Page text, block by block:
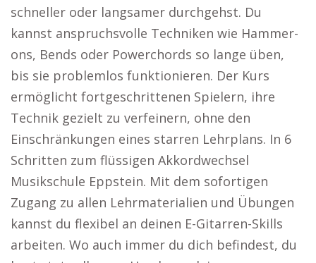
schneller oder langsamer durchgehst. Du
kannst anspruchsvolle Techniken wie Hammer-
ons, Bends oder Powerchords so lange üben,
bis sie problemlos funktionieren. Der Kurs
ermöglicht fortgeschrittenen Spielern, ihre
Technik gezielt zu verfeinern, ohne den
Einschränkungen eines starren Lehrplans. In 6
Schritten zum flüssigen Akkordwechsel
Musikschule Eppstein. Mit dem sofortigen
Zugang zu allen Lehrmaterialien und Übungen
kannst du flexibel an deinen E-Gitarren-Skills
arbeiten. Wo auch immer du dich befindest, du